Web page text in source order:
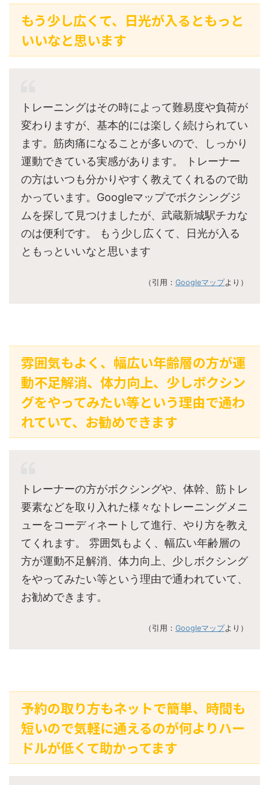
もう少し広くて、日光が入るともっと
いいなと思います
トレーニングはその時によって難易度や負荷が
変わりますが、基本的には楽しく続けられてい
ます。筋肉痛になることが多いので、しっかり
運動できている実感があります。 トレーナー
の方はいつも分かりやすく教えてくれるので助
かっています。Googleマップでボクシングジ
ムを探して見つけましたが、武蔵新城駅チカな
のは便利です。 もう少し広くて、日光が入る
ともっといいなと思います
（引用： Googleマップより）
雰囲気もよく、幅広い年齢層の方が運
動不足解消、体力向上、少しボクシン
グをやってみたい等という理由で通わ
れていて、お勧めできます
トレーナーの方がボクシングや、体幹、筋トレ
要素などを取り入れた様々なトレーニングメニ
ューをコーディネートして進行、やり方を教え
てくれます。 雰囲気もよく、幅広い年齢層の
方が運動不足解消、体力向上、少しボクシング
をやってみたい等という理由で通われていて、
お勧めできます。
（引用： Googleマップより）
予約の取り方もネットで簡単、時間も
短いので気軽に通えるのが何よりハー
ドルが低くて助かってます